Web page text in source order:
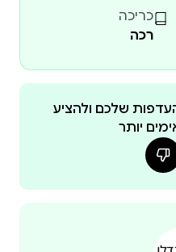
כריכה
רכה
שלכם ולהציע
יותר